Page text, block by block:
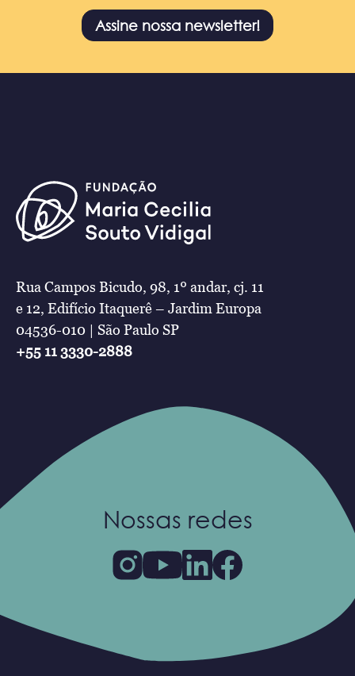
Assine nossa newsletter!
Rua Campos Bicudo, 98, 1º andar, cj. 11
e 12, Edifício Itaquerê – Jardim Europa
04536-010 | São Paulo SP
+55 11 3330-2888
Nossas redes